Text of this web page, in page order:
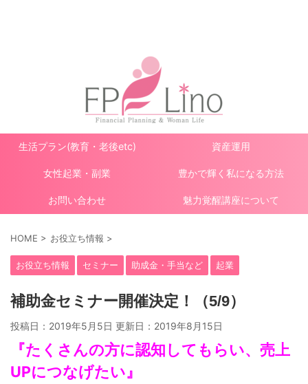
生活プラン(教育・老後etc) 資産運用
女性起業・副業 豊かで輝く私になる方法
お問い合わせ 魅力覚醒講座について
HOME > お役立ち情報 >
お役立ち情報 セミナー 助成金・手当など 起業
補助金セミナー開催決定！（5/9）
投稿日：2019年5月5日 更新日： 2019年8月15日
『たくさんの方に認知してもらい、売上
UPにつなげたい』